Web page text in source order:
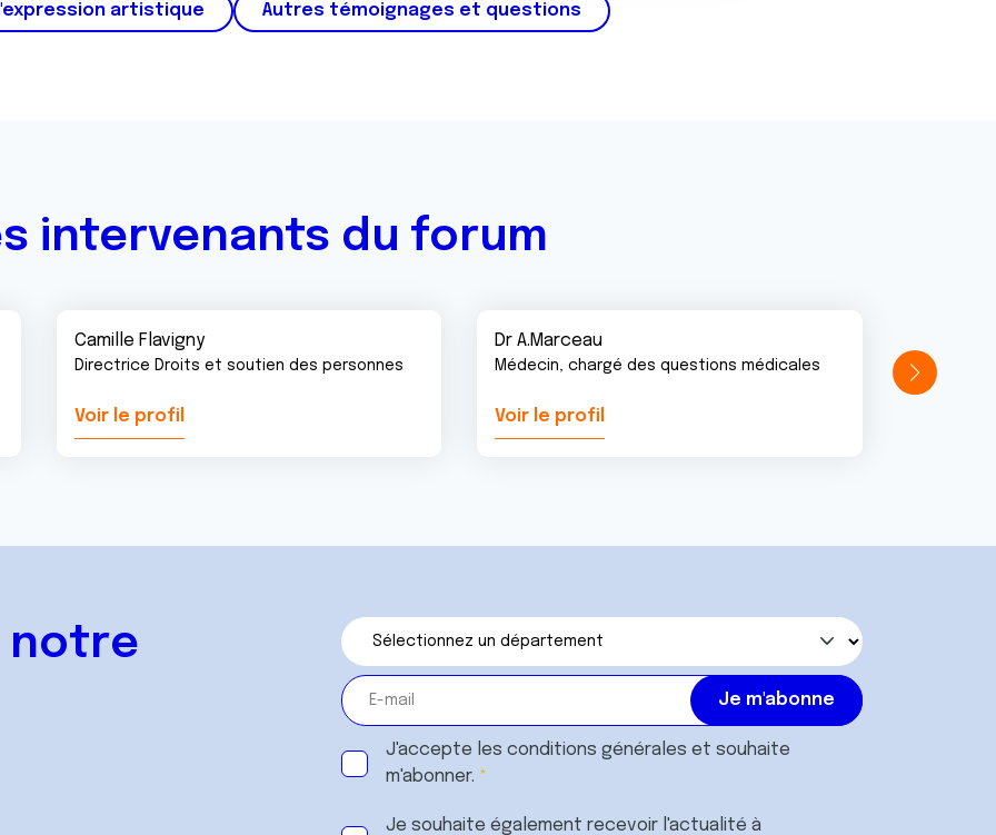
artistique Autres témoignages et questions
intervenants du forum
Camille Flavigny
Directrice Droits et soutien des personnes
Voir le profil
Dr A.Marceau
Médecin, chargé des questions médicales
Voir le profil
notre
J'accepte les conditions générales et souhaite
m'abonner.
Je souhaite également recevoir l'actualité à